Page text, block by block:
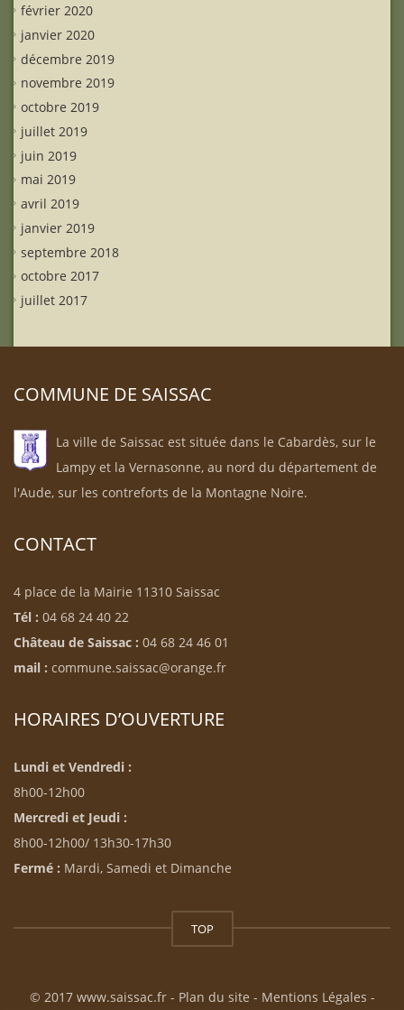
février 2020
janvier 2020
décembre 2019
novembre 2019
octobre 2019
juillet 2019
juin 2019
mai 2019
avril 2019
janvier 2019
septembre 2018
octobre 2017
juillet 2017
COMMUNE DE SAISSAC
La ville de Saissac est située dans le Cabardès, sur le
Lampy et la Vernasonne, au nord du département de
l'Aude, sur les contreforts de la Montagne Noire.
CONTACT
4 place de la Mairie 11310 Saissac
Tél : 04 68 24 40 22
Château de Saissac : 04 68 24 46 01
mail : commune.saissac@orange.fr
HORAIRES D’OUVERTURE
Lundi et Vendredi :
8h00-12h00
Mercredi et Jeudi :
8h00-12h00/ 13h30-17h30
Fermé : Mardi, Samedi et Dimanche
TOP
© 2017 www.saissac.fr - Plan du site - Mentions Légales -